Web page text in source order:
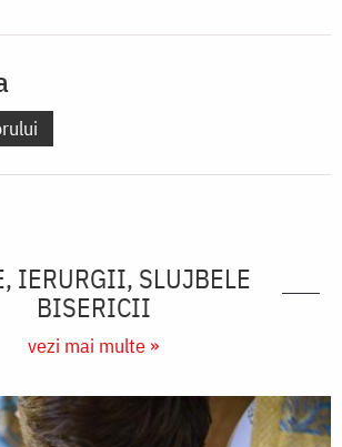
IERURGII, SLUJBELE
BISERICII
vezi mai multe »